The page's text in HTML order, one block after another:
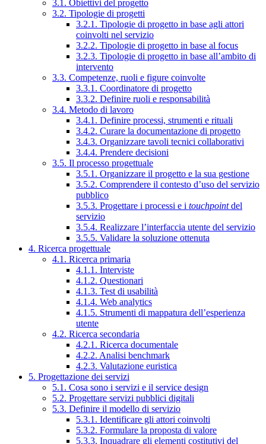
3.1. Obiettivi del progetto
3.2. Tipologie di progetti
3.2.1. Tipologie di progetto in base agli attori
coinvolti nel servizio
3.2.2. Tipologie di progetto in base al focus
3.2.3. Tipologie di progetto in base all’ambito di
intervento
3.3. Competenze, ruoli e figure coinvolte
3.3.1. Coordinatore di progetto
3.3.2. Definire ruoli e responsabilità
3.4. Metodo di lavoro
3.4.1. Definire processi, strumenti e rituali
3.4.2. Curare la documentazione di progetto
3.4.3. Organizzare tavoli tecnici collaborativi
3.4.4. Prendere decisioni
3.5. Il processo progettuale
3.5.1. Organizzare il progetto e la sua gestione
3.5.2. Comprendere il contesto d’uso del servizio
pubblico
3.5.3. Progettare i processi e i touchpointdel
servizio
3.5.4. Realizzare l’interfaccia utente del servizio
3.5.5. Validare la soluzione ottenuta
4. Ricerca progettuale
4.1. Ricerca primaria
4.1.1. Interviste
4.1.2. Questionari
4.1.3. Test di usabilità
4.1.4. Web analytics
4.1.5. Strumenti di mappatura dell’esperienza
utente
4.2. Ricerca secondaria
4.2.1. Ricerca documentale
4.2.2. Analisi benchmark
4.2.3. Valutazione euristica
5. Progettazione dei servizi
5.1. Cosa sono i servizi e il service design
5.2. Progettare servizi pubblici digitali
5.3. Definire il modello di servizio
5.3.1. Identificare gli attori coinvolti
5.3.2. Formulare la proposta di valore
5.3.3. Inquadrare gli elementi costitutivi del